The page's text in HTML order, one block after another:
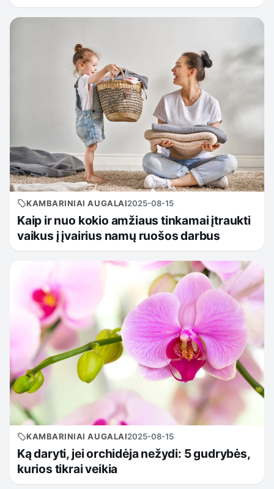
KAMBARINIAI AUGALAI2025-08-15
Kaip ir nuo kokio amžiaus tinkamai įtraukti
vaikus į įvairius namų ruošos darbus
KAMBARINIAI AUGALAI2025-08-15
Ką daryti, jei orchidėja nežydi: 5 gudrybės,
kurios tikrai veikia